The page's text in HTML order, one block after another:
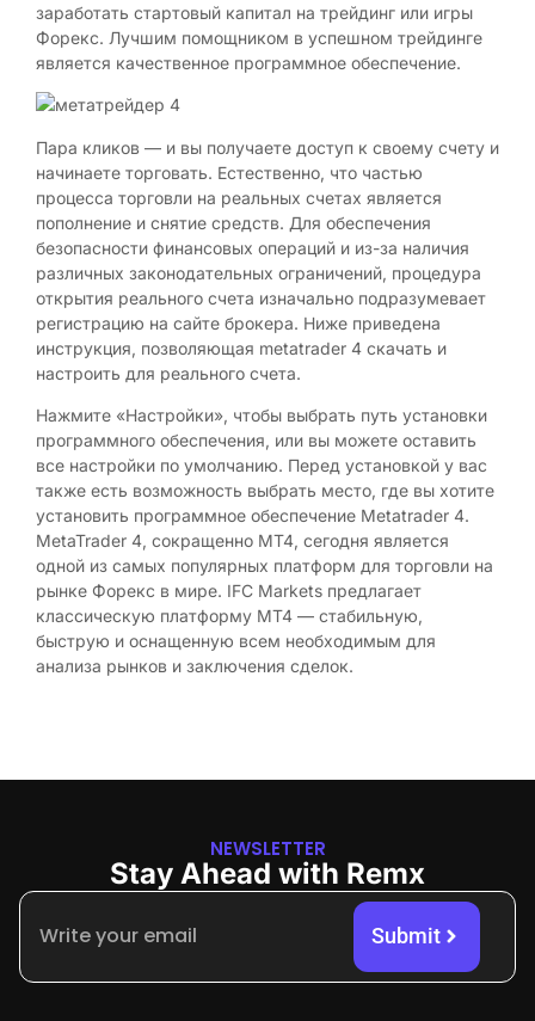
заработать стартовый капитал на трейдинг или игры
Форекс. Лучшим помощником в успешном трейдинге
является качественное программное обеспечение.
Пара кликов — и вы получаете доступ к своему счету и
начинаете торговать. Естественно, что частью
процесса торговли на реальных счетах является
пополнение и снятие средств. Для обеспечения
безопасности финансовых операций и из-за наличия
различных законодательных ограничений, процедура
открытия реального счета изначально подразумевает
регистрацию на сайте брокера. Ниже приведена
инструкция, позволяющая metatrader 4 скачать и
настроить для реального счета.
Нажмите «Настройки», чтобы выбрать путь установки
программного обеспечения, или вы можете оставить
все настройки по умолчанию. Перед установкой у вас
также есть возможность выбрать место, где вы хотите
установить программное обеспечение Metatrader 4.
MetaTrader 4, сокращенно MT4, сегодня является
одной из самых популярных платформ для торговли на
рынке Форекс в мире. IFC Markets предлагает
классическую платформу MT4 — стабильную,
быструю и оснащенную всем необходимым для
анализа рынков и заключения сделок.
NEWSLETTER
Stay Ahead with Remx
Submit